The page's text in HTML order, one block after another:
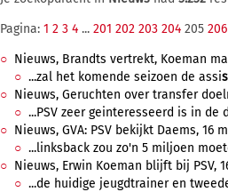
Pagina: 1 2 3 4 ... 201 202 203 204 205 206
Nieuws, Brandts vertrekt, Koeman
...zal het komende seizoen de assi
Nieuws, Geruchten over transfer
...PSV zeer geinteresseerd is in de
Nieuws, GVA: PSV bekijkt Daems, 16
...linksback zou zo'n 5 miljoen
Nieuws, Erwin Koeman blijft bij PSV,
...de huidige jeugdtrainer en